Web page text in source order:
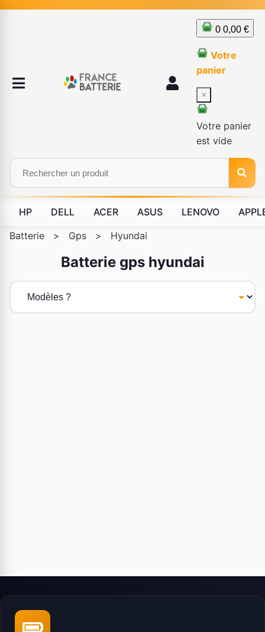
0 0,00 €
Votre
panier
×
Votre panier
est vide
HP DELL ACER ASUS LENOVO
Batterie > Gps > Hyundai
Batterie gps hyundai